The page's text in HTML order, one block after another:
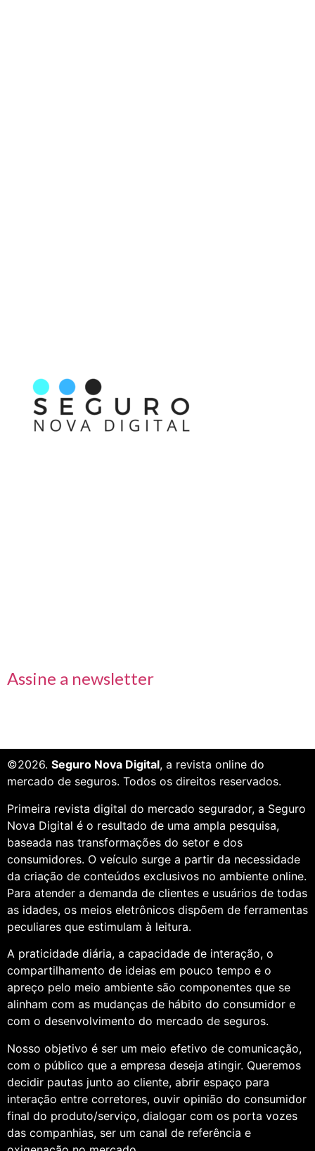
Assine a newsletter
©2026. Seguro Nova Digital, a revista online do
mercado de seguros. Todos os direitos reservados.
Primeira revista digital do mercado segurador, a Seguro
Nova Digital é o resultado de uma ampla pesquisa,
baseada nas transformações do setor e dos
consumidores. O veículo surge a partir da necessidade
da criação de conteúdos exclusivos no ambiente online.
Para atender a demanda de clientes e usuários de todas
as idades, os meios eletrônicos dispõem de ferramentas
peculiares que estimulam à leitura.
A praticidade diária, a capacidade de interação, o
compartilhamento de ideias em pouco tempo e o
apreço pelo meio ambiente são componentes que se
alinham com as mudanças de hábito do consumidor e
com o desenvolvimento do mercado de seguros.
Nosso objetivo é ser um meio efetivo de comunicação,
com o público que a empresa deseja atingir. Queremos
decidir pautas junto ao cliente, abrir espaço para
interação entre corretores, ouvir opinião do consumidor
final do produto/serviço, dialogar com os porta vozes
das companhias, ser um canal de referência e